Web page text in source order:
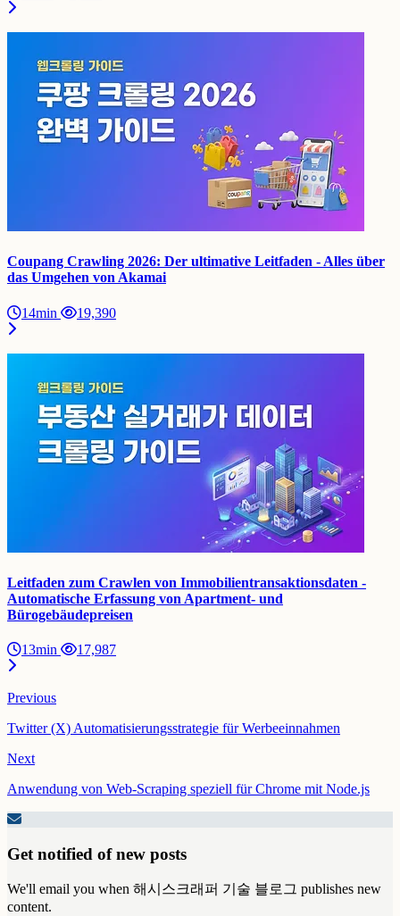
Coupang Crawling 2026: Der ultimative Leitfaden - Alles über
das Umgehen von Akamai
14min 19,390
Leitfaden zum Crawlen von Immobilientransaktionsdaten -
Automatische Erfassung von Apartment- und
Bürogebäudepreisen
13min 17,987
Previous
Twitter (X) Automatisierungsstrategie für Werbeeinnahmen
Next
Anwendung von Web-Scraping speziell für Chrome mit Node.js
Get notified of new posts
We'll email you when 해시스크래퍼 기술 블로그 publishes new
content.